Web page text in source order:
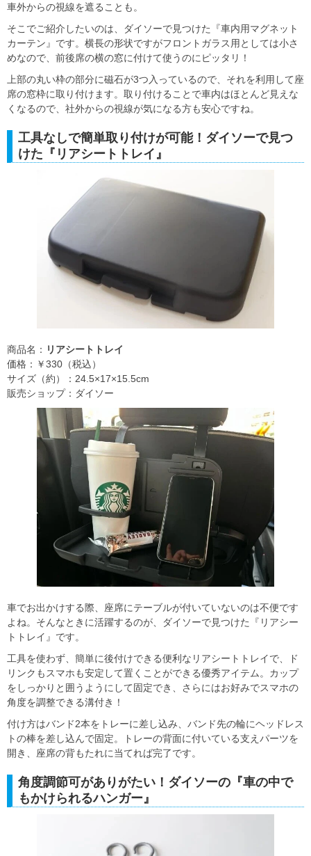
車外からの視線を遮ることも。
そこでご紹介したいのは、ダイソーで見つけた『車内用マグネット
カーテン』です。横長の形状ですがフロントガラス用としては小さ
めなので、前後席の横の窓に付けて使うのにピッタリ！
上部の丸い枠の部分に磁石が3つ入っているので、それを利用して座
席の窓枠に取り付けます。取り付けることで車内はほとんど見えな
くなるので、社外からの視線が気になる方も安心ですね。
工具なしで簡単取り付けが可能！ダイソーで見つ
けた『リアシートトレイ』
商品名： リアシートトレイ
価格：￥330（税込）
サイズ（約）：24.5×17×15.5cm
販売ショップ：ダイソー
車でお出かけする際、座席にテーブルが付いていないのは不便です
よね。そんなときに活躍するのが、ダイソーで見つけた『リアシー
トトレイ』です。
工具を使わず、簡単に後付けできる便利なリアシートトレイで、ド
リンクもスマホも安定して置くことができる優秀アイテム。カップ
をしっかりと囲うようにして固定でき、さらにはお好みでスマホの
角度を調整できる溝付き！
付け方はバンド2本をトレーに差し込み、バンド先の輪にヘッドレス
トの棒を差し込んで固定。トレーの背面に付いている支えパーツを
開き、座席の背もたれに当てれば完了です。
角度調節可がありがたい！ダイソーの『車の中で
もかけられるハンガー』